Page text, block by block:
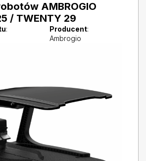
AMBROGIO
/ TWENTY 29
:
Producent:
Ambrogio